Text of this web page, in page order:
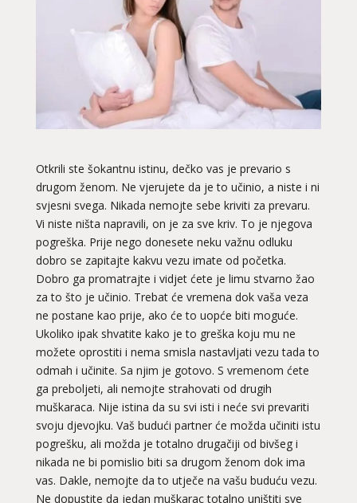
Otkrili ste šokantnu istinu, dečko vas je prevario s
drugom ženom. Ne vjerujete da je to učinio, a niste i ni
svjesni svega. Nikada nemojte sebe kriviti za prevaru.
Vi niste ništa napravili, on je za sve kriv. To je njegova
pogreška. Prije nego donesete neku važnu odluku
dobro se zapitajte kakvu vezu imate od početka.
Dobro ga promatrajte i vidjet ćete je limu stvarno žao
za to što je učinio. Trebat će vremena dok vaša veza
ne postane kao prije, ako će to uopće biti moguće.
Ukoliko ipak shvatite kako je to greška koju mu ne
možete oprostiti i nema smisla nastavljati vezu tada to
odmah i učinite. Sa njim je gotovo. S vremenom ćete
ga preboljeti, ali nemojte strahovati od drugih
muškaraca. Nije istina da su svi isti i neće svi prevariti
svoju djevojku. Vaš budući partner će možda učiniti istu
pogrešku, ali možda je totalno drugačiji od bivšeg i
nikada ne bi pomislio biti sa drugom ženom dok ima
vas. Dakle, nemojte da to utječe na vašu buduću vezu.
Ne dopustite da jedan muškarac totalno uništiti sve